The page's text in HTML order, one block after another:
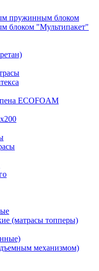
пружинным блоком
блоком "Мультипакет"
ECOFOAM
(матрасы топперы)
механизмом)